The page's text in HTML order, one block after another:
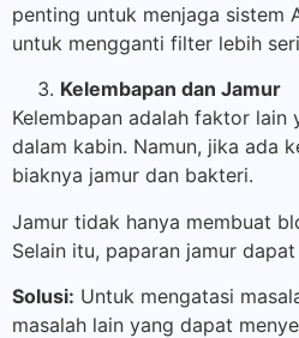
penting untuk menjaga sistem
untuk mengganti filter lebih
Kelembapan dan Jamur
Kelembapan adalah faktor
dalam kabin. Namun, jika ada
biaknya jamur dan bakteri.
Jamur tidak hanya membuat
Selain itu, paparan jamur
Solusi: Untuk mengatasi
masalah lain yang dapat